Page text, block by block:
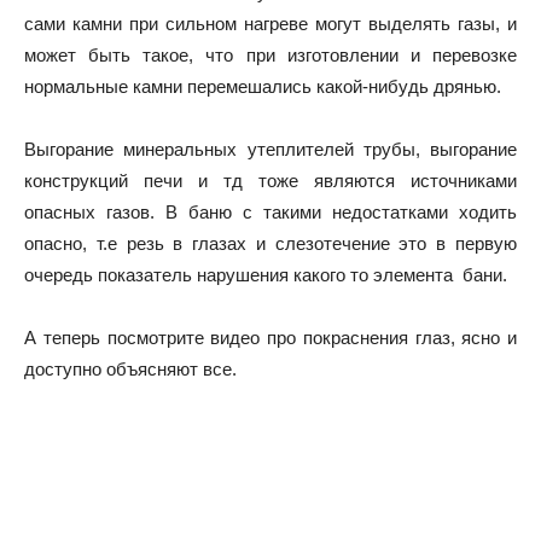
сами камни при сильном нагреве могут выделять газы, и
может быть такое, что при изготовлении и перевозке
нормальные камни перемешались какой-нибудь дрянью.
Выгорание минеральных утеплителей трубы, выгорание
конструкций печи и тд тоже являются источниками
опасных газов. В баню с такими недостатками ходить
опасно, т.е резь в глазах и слезотечение это в первую
очередь показатель нарушения какого то элемента бани.
А теперь посмотрите видео про покраснения глаз, ясно и
доступно объясняют все.